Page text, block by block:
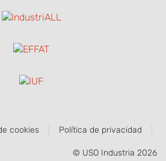
cookies
Política de privacidad
© USO Industria 2026